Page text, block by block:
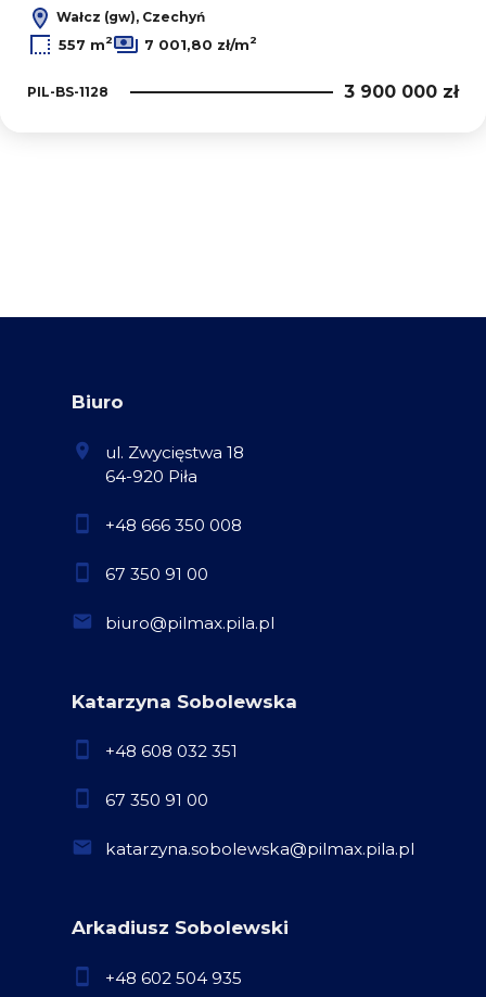
Wałcz (gw), Czechyń
557 m2 7 001,80 zł/m2
PIL-BS-1128 3 900 000 zł
Biuro
ul. Zwycięstwa 18
64-920 Piła
+48 666 350 008
67 350 91 00
biuro@pilmax.pila.pl
Katarzyna Sobolewska
+48 608 032 351
67 350 91 00
katarzyna.sobolewska@pilmax.pila.pl
Arkadiusz Sobolewski
+48 602 504 935